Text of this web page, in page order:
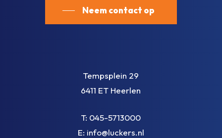
Neem contact op
Tempsplein 29
6411 ET Heerlen
T: 045-5713000
E: info@luckers.nl